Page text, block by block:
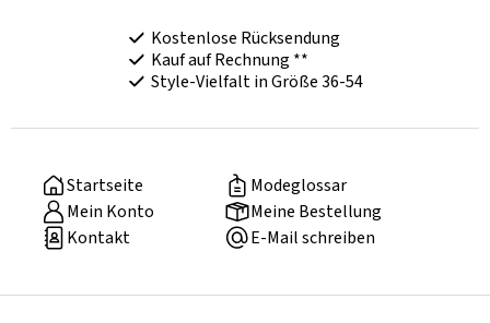
Kostenlose Rücksendung
Kauf auf Rechnung **
Style-Vielfalt in Größe 36-54
Startseite
Modeglossar
Mein Konto
Meine Bestellung
Kontakt
E-Mail schreiben